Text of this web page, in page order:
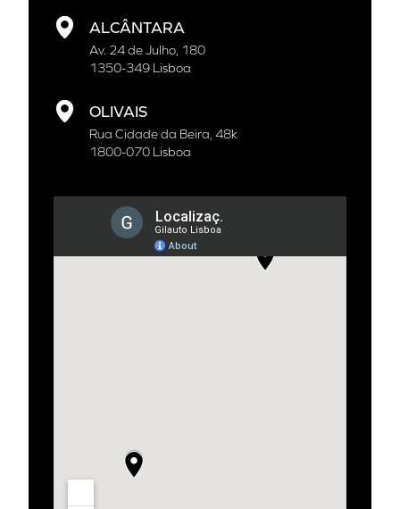
ALCÂNTARA
Av. 24 de Julho, 180
1350-349 Lisboa
OLIVAIS
Rua Cidade da Beira, 48k
1800-070 Lisboa